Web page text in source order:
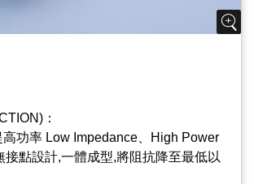
電開關跳脫,表示使用超過最大容量,請
插座開關關閉,等一分鐘後再
斷本插座電源, 同時斷電器內置紅燈可
工作.
充座, 2 Plus 3 Port Multifunctional
電共用;
：
高功率 Low Impedance、High Power
接點設計,一體成型,將阻抗降至最低以